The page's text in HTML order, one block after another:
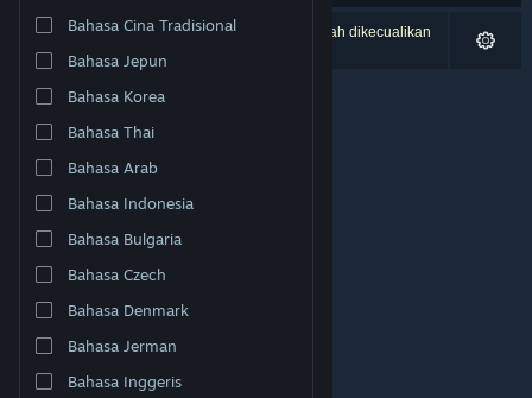
Ubah bahasa
Dapatkan Steam Mobile App
Lihat laman web desktop
Bahasa Cina Tradisional
Bahasa Jepun
Bahasa Korea
Bahasa Thai
Bahasa Arab
Bahasa Indonesia
Bahasa Bulgaria
Bahasa Czech
Bahasa Denmark
Bahasa Jerman
Bahasa Inggeris
0 hasil sepadan dengan carian anda. 3 tajuk telah dikecualikan
berdasarkan pilihan anda.